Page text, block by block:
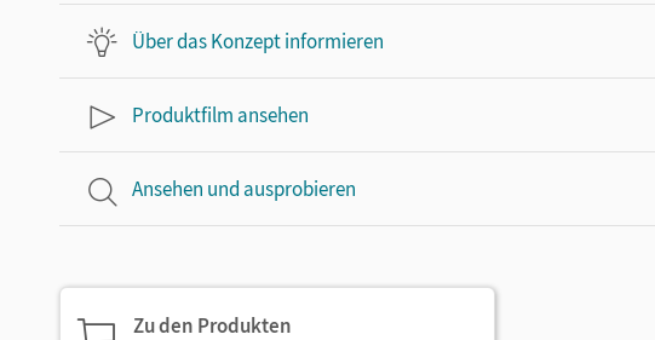
Über das Konzept informieren
Produktfilm ansehen
Ansehen und ausprobieren
Zu den Produkten